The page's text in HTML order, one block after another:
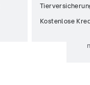
Kostenlose